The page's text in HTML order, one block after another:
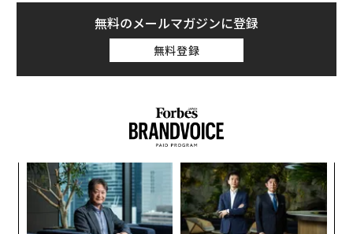
無料のメールマガジンに登録
無料登録